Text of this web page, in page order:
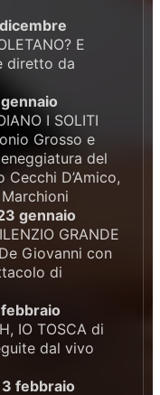
E
diretto da
I SOLITI
Grosso e
del
D’Amico,
gennaio
GRANDE
Giovanni con
di
IO TOSCA di
dal vivo
febbraio